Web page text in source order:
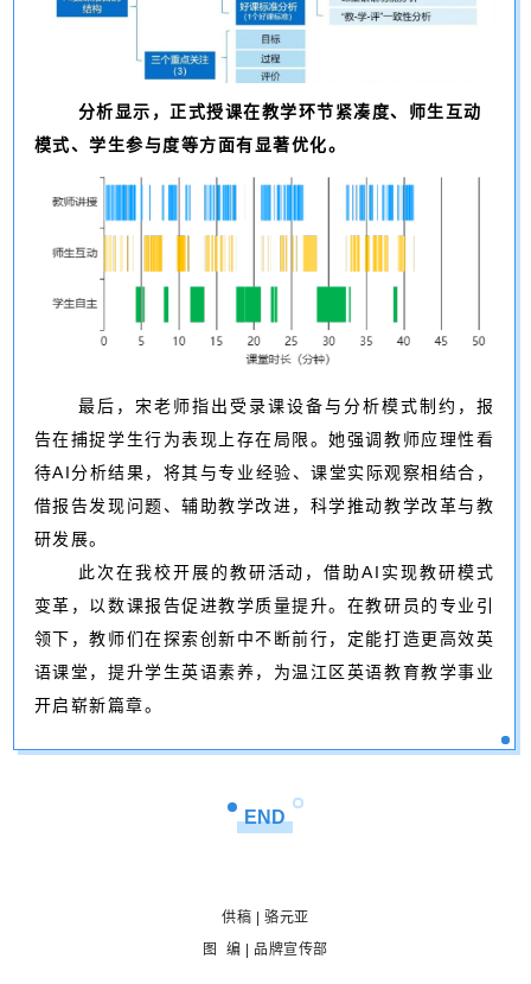
分析显示，正式授课在教学环节紧凑度、师生互动
模式、学生参与度等方面有显著优化。
最后，宋老师指出受录课设备与分析模式制约，报
告在捕捉学生行为表现上存在局限。她强调教师应理性看
待AI分析结果，将其与专业经验、课堂实际观察相结合，
借报告发现问题、辅助教学改进，科学推动教学改革与教
研发展。
此次在我校开展的教研活动，借助AI实现教研模式
变革，以数课报告促进教学质量提升。在教研员的专业引
领下，教师们在探索创新中不断前行，定能打造更高效英
语课堂，提升学生英语素养，为温江区英语教育教学事业
开启崭新篇章。
END
供稿 |骆元亚
图
编 | 品牌宣传部